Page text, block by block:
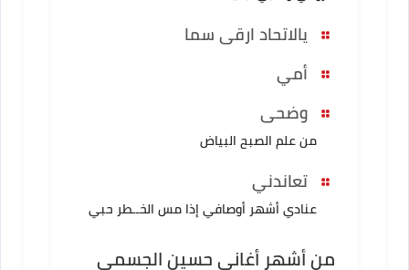
يالاتحاد ارقى سما
أمي
وضحى
من علم الصبح البياض
تعاندني
عنادي أشهر أوصافي إذا مس الخــطر حبي
من أشهر أغاني حسين الجسمي